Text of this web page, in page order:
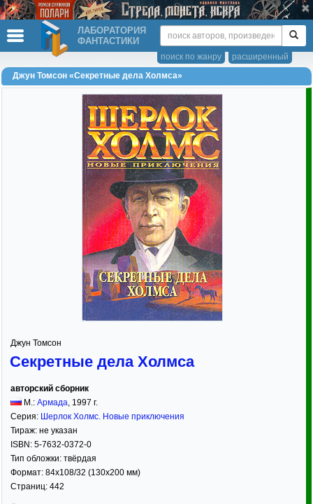
ЛАБОРАТОРИЯ
ФАНТАСТИКИ
расширенный
поиск по жанру
Джун Томсон «Секретные дела Холмса»
Джун Томсон
Секретные дела Холмса
авторский сборник
М.: Армада, 1997 г.
Серия: Шерлок Холмс. Новые приключения
Тираж: не указан
ISBN: 5-7632-0372-0
Тип обложки: твёрдая
Формат: 84x108/32 (130x200 мм)
Страниц: 442